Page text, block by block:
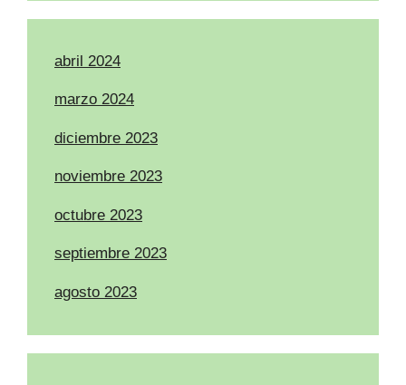
abril 2024
marzo 2024
diciembre 2023
noviembre 2023
octubre 2023
septiembre 2023
agosto 2023